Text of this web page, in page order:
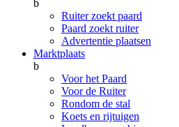
b
Ruiter zoekt paard
Paard zoekt ruiter
Advertentie plaatsen
Marktplaats
b
Voor het Paard
Voor de Ruiter
Rondom de stal
Koets en rijtuigen